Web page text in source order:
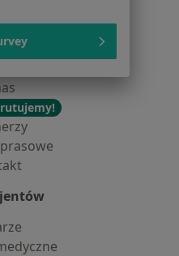
wyszukiwania